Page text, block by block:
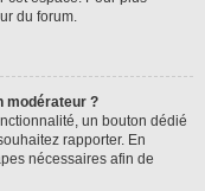
du forum.
modérateur ?
un bouton dédié
rapporter. En
nécessaires afin de